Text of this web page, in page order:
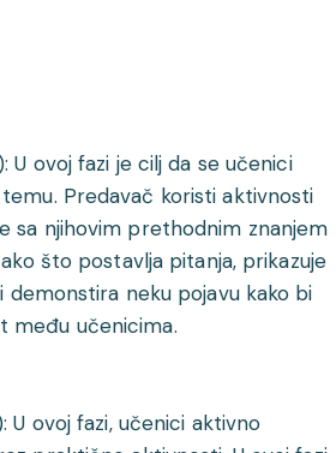
U ovoj fazi je cilj da se učenici
Predavač koristi aktivnosti
sa njihovim prethodnim znanjem
što postavlja pitanja, prikazuje
demonstira neku pojavu kako bi
među učenicima.
U ovoj fazi, učenici aktivno